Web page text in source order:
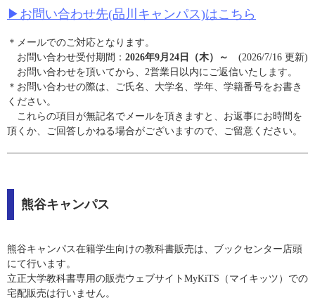
▶︎お問い合わせ先(品川キャンパス)はこちら
＊メールでのご対応となります。
お問い合わせ受付期間： 2026年9月24日（木）～
(2026/7/16 更新)
お問い合わせを頂いてから、2営業日以内にご返信いたします。
＊お問い合わせの際は、ご氏名、大学名、学年、学籍番号をお書き
ください。
これらの項目が無記名でメールを頂きますと、お返事にお時間を
頂くか、ご回答しかねる場合がございますので、ご留意ください。
熊谷キャンパス
熊谷キャンパス在籍学生向けの教科書販売は、ブックセンター店頭
にて行います。
立正大学教科書専用の販売ウェブサイトMyKiTS（マイキッツ）での
宅配販売は行いません。